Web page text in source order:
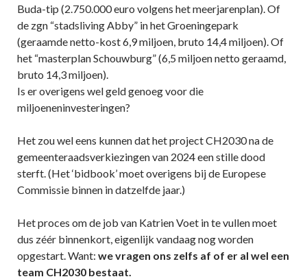
Buda-tip (2.750.000 euro volgens het meerjarenplan). Of
de zgn “stadsliving Abby” in het Groeningepark
(geraamde netto-kost 6,9 miljoen, bruto 14,4 miljoen). Of
het “masterplan Schouwburg” (6,5 miljoen netto geraamd,
bruto 14,3 miljoen).
Is er overigens wel geld genoeg voor die
miljoeneninvesteringen?
Het zou wel eens kunnen dat het project CH2030 na de
gemeenteraadsverkiezingen van 2024 een stille dood
sterft. (Het ‘bidbook’ moet overigens bij de Europese
Commissie binnen in datzelfde jaar.)
Het proces om de job van Katrien Voet in te vullen moet
dus zéér binnenkort, eigenlijk vandaag nog worden
opgestart. Want: we vragen ons zelfs af of er al wel een
team CH2030 bestaat.